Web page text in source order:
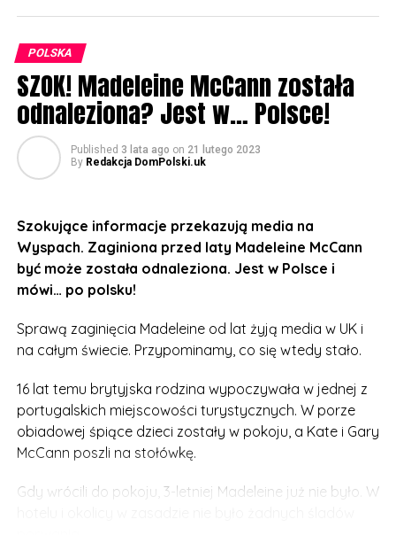
kompetencje zespołu stanowią nierzadko o być albo
nie być przedsiębiorstwa, szczególnie w sytuacji
wysokiej konkurencyjności rynku.
Materiały wspierające rozwój
Na szczęście są też dobre wieści. Kompetencje
ich poziom. Każda społeczna interakcja stanowi
szansę rozwoju w tym zakresie. Praktykowanie wydaje
się nieco trudniejsze w świecie zdalnej pracy i
komunikacji, jednak istnieją ku temu odpowiednie
narzędzia. Na przykład uczniowie z branży
ekonomiczno-administracyjnej mogą sięgnąć do
poradnika poruszającego zagadnienia edukacji
zdalnej oraz rozwoju kompetencji personalnych i
społecznych.
Publikacja jest dostępna w
Platformie Fundacji Edukacji
Rozwoju i Innowacji
, lidera międzynarodowego
konsorcjum, które pracowało nad projektem
POLSKA
SZOK! Madeleine McCann została
odnaleziona? Jest w… Polsce!
Published 3 lata ago on 21 lutego 2023
By Redakcja DomPolski.uk
Szokujące informacje przekazują media na
Wyspach. Zaginiona przed laty Madeleine McCann
być może została odnaleziona. Jest w Polsce i
mówi… po polsku!
Sprawą zaginięcia Madeleine od lat żyją media w UK i
na całym świecie. Przypominamy, co się wtedy stało.
16 lat temu brytyjska rodzina wypoczywała w jednej z
portugalskich miejscowości turystycznych. W porze
obiadowej śpiące dzieci zostały w pokoju, a Kate i Gary
McCann poszli na stołówkę.
Gdy wrócili do pokoju, 3-letniej Madeleine już nie było. W